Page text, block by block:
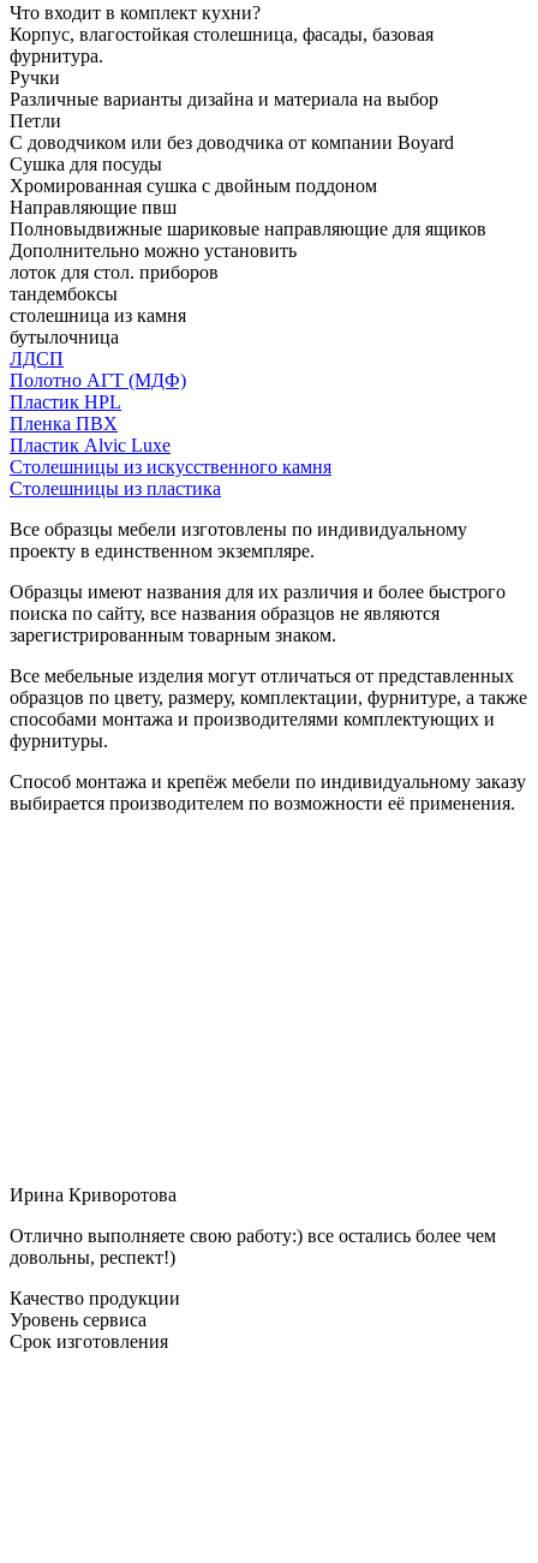
Что входит в комплект кухни?
Корпус, влагостойкая столешница, фасады, базовая
фурнитура.
Ручки
Различные варианты дизайна и материала на выбор
Петли
С доводчиком или без доводчика от компании Boyard
Сушка для посуды
Хромированная сушка с двойным поддоном
Направляющие пвш
Полновыдвижные шариковые направляющие для ящиков
Дополнительно можно установить
лоток для стол. приборов
тандембоксы
столешница из камня
бутылочница
ЛДСП
Полотно АГТ (МДФ)
Пластик HPL
Пленка ПВХ
Пластик Alvic Luxe
Столешницы из искусственного камня
Столешницы из пластика
Все образцы мебели изготовлены по индивидуальному
проекту в единственном экземпляре.
Образцы имеют названия для их различия и более быстрого
поиска по сайту, все названия образцов не являются
зарегистрированным товарным знаком.
Все мебельные изделия могут отличаться от представленных
образцов по цвету, размеру, комплектации, фурнитуре, а также
способами монтажа и производителями комплектующих и
фурнитуры.
Способ монтажа и крепёж мебели по индивидуальному заказу
выбирается производителем по возможности её применения.
Ирина Криворотова
Отлично выполняете свою работу:) все остались более чем
довольны, респект!)
Качество продукции
Уровень сервиса
Срок изготовления